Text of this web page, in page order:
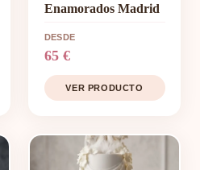
Enamorados Madrid
DESDE
65 €
VER PRODUCTO